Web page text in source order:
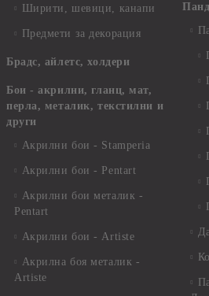
Ширити, шевици, канапи
Предмети за декорация
Брадс, айлетс, холдери
Бои - акрилни, гланц, мат,
перла, металик, текстилни и
други
Акрилни бои - Stamperia
Акрилни бои - Pentart
Акрилни бои металик -
Pentart
Акрилни бои - Artiste
Акрилна боя металик -
Artiste